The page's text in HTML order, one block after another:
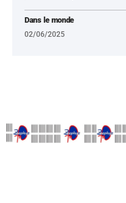
Dans le monde
02/06/2025